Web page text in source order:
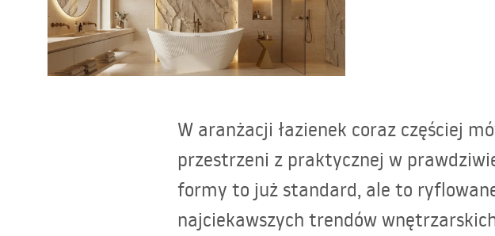
Toalety, ubikacje
Wanny i parawanyW aranżacji łazienek coraz częściej
przestrzeni z praktycznej w
formy to już standard, ale to
najciekawszych trendów